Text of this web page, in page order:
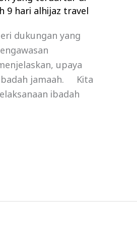
9 hari alhijaz travel
dukungan yang
upaya
ibadah jamaah. Kita
ibadah